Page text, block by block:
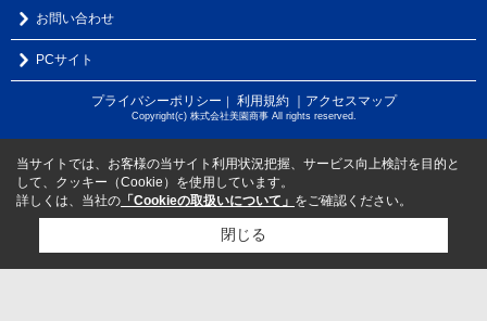
お問い合わせ
PCサイト
プライバシーポリシー 利用規約 ｜アクセスマップ
Copyright(c) 株式会社美園商事 All rights reserved.
当サイトでは、お客様の当サイト利用状況把握、サービス向上検討を目的と
して、クッキー（Cookie）を使用しています。
詳しくは、当社の 「Cookieの取扱いについて」 をご確認ください。
閉じる